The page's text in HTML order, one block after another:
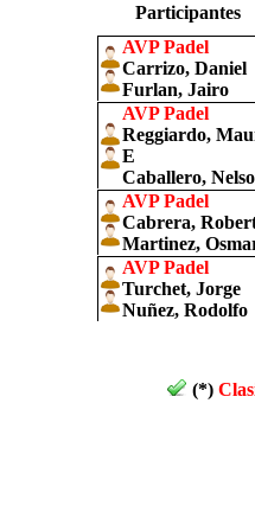
Participantes
AVP Padel
Carrizo, Daniel
Furlan, Jairo
AVP Padel
Reggiardo,
E
Caballero,
AVP Padel
Cabrera,
Martinez,
AVP Padel
Turchet, Jorge
Nuñez, Rodolfo
(*)